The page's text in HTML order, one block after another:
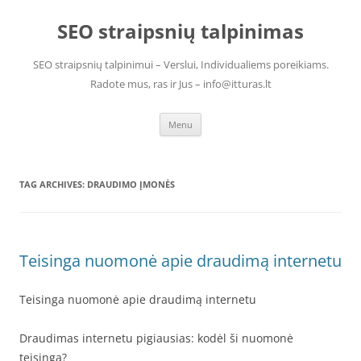
contentSEO straipsnių talpinimas
SEO straipsnių talpinimui – Verslui, Individualiems poreikiams.
Radote mus, ras ir Jus – info@itturas.lt
Menu
TAG ARCHIVES: DRAUDIMO ĮMONĖS
Teisinga nuomonė apie draudimą internetu
Teisinga nuomonė apie draudimą internetu
Draudimas internetu pigiausias: kodėl ši nuomonė
teisinga?